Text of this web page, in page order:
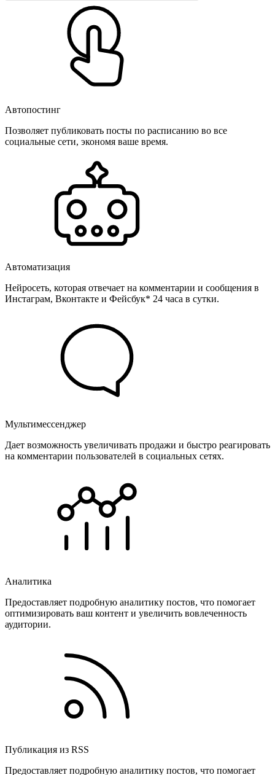
Автопостинг
Позволяет публиковать посты по расписанию во все
социальные сети, экономя ваше время.
Автоматизация
Нейросеть, которая отвечает на комментарии и сообщения в
Инстаграм, Вконтакте и Фейсбук* 24 часа в сутки.
Мультимессенджер
Дает возможность увеличивать продажи и быстро реагировать
на комментарии пользователей в социальных сетях.
Аналитика
Предоставляет подробную аналитику постов, что помогает
оптимизировать ваш контент и увеличить вовлеченность
аудитории.
Публикация из RSS
Предоставляет подробную аналитику постов, что помогает